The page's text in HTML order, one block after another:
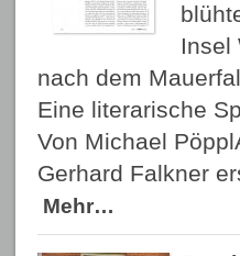
Insel
nach dem
Eine literarische
Von Michael
Gerhard Falkner
Mehr…